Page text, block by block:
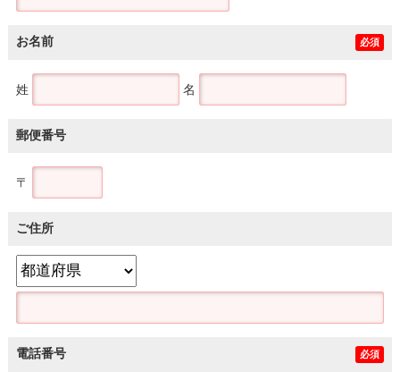
お名前 必須
姓 名
郵便番号
〒
ご住所
電話番号 必須